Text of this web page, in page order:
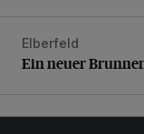
Ein neuer Brunnen
Elberfeld
Ein neuer